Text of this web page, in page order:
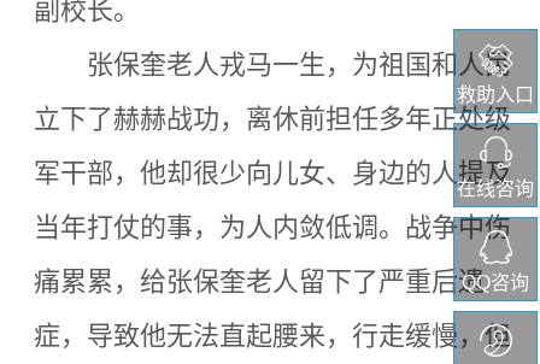
救助入口
在线咨询
QQ咨询
副校长。
张保奎老人戎马一生，为祖国和人民
立下了赫赫战功，离休前担任多年正处级
军干部，他却很少向儿女、身边的人提及
当年打仗的事，为人内敛低调。战争中伤
痛累累，给张保奎老人留下了严重后遗
症，导致他无法直起腰来，行走缓慢，但